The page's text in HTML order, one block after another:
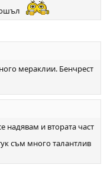
мераклии. Бенчрест
надявам и втората част
съм много талантлив